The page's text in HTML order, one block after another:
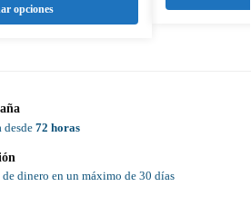
opciones
desde 72 horas
dinero en un máximo de 30 días